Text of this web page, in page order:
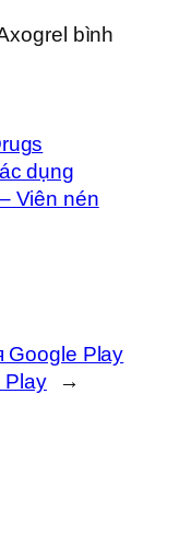
bình
dụng
Viên nén
Google Play
Play
→